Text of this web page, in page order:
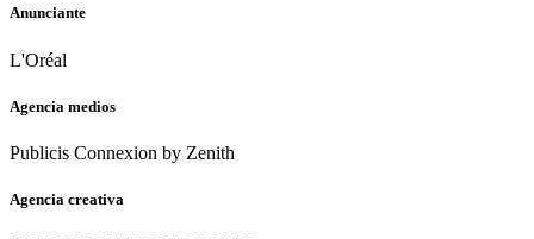
Anunciante
L'Oréal
Agencia medios
Publicis Connexion by Zenith
Agencia creativa